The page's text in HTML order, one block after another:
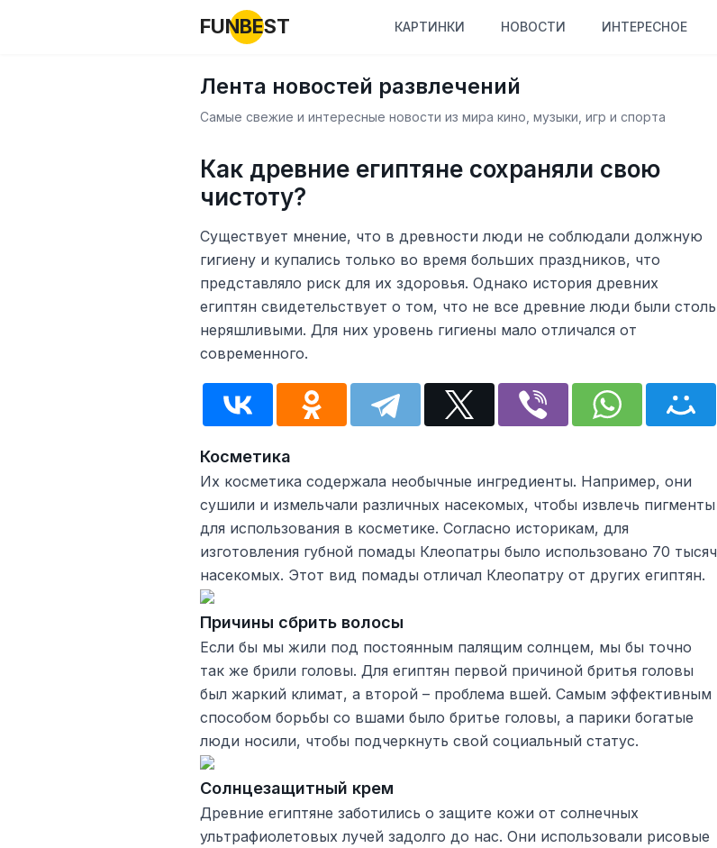
FUNBEST КАРТИНКИ НОВОСТИ ИНТЕРЕСНОЕ
Лента новостей развлечений
Самые свежие и интересные новости из мира кино, музыки, игр и спорта
Как древние египтяне сохраняли свою
чистоту?
Существует мнение, что в древности люди не соблюдали должную
гигиену и купались только во время больших праздников, что
представляло риск для их здоровья. Однако история древних
египтян свидетельствует о том, что не все древние люди были столь
неряшливыми. Для них уровень гигиены мало отличался от
современного.
Косметика
Их косметика содержала необычные ингредиенты. Например, они
сушили и измельчали различных насекомых, чтобы извлечь пигменты
для использования в косметике. Согласно историкам, для
изготовления губной помады Клеопатры было использовано 70 тысяч
насекомых. Этот вид помады отличал Клеопатру от других египтян.
Причины сбрить волосы
Если бы мы жили под постоянным палящим солнцем, мы бы точно
так же брили головы. Для египтян первой причиной бритья головы
был жаркий климат, а второй – проблема вшей. Самым эффективным
способом борьбы со вшами было бритье головы, а парики богатые
люди носили, чтобы подчеркнуть свой социальный статус.
Солнцезащитный крем
Древние египтяне заботились о защите кожи от солнечных
ультрафиолетовых лучей задолго до нас. Они использовали рисовые